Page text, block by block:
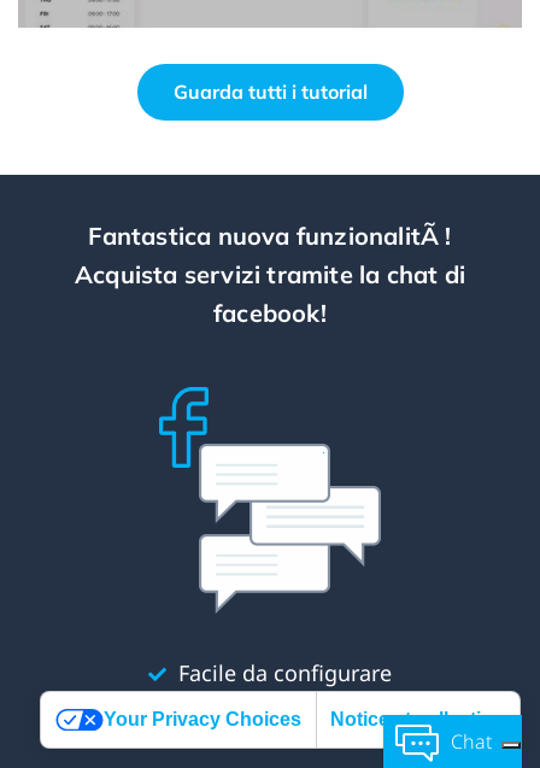
Guarda tutti i tutorial
Fantastica nuova funzionalitÃ !
Acquista servizi tramite la chat di
facebook!
Facile da configurare
Facile utilizzo per i tuoi clienti
Chat
Your Privacy Choices Notice at collection